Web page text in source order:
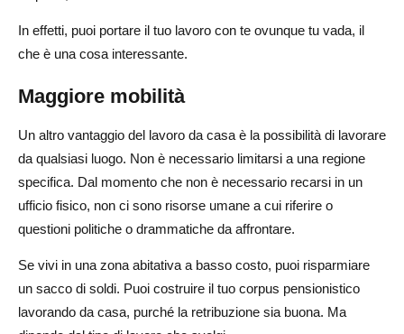
In effetti, puoi portare il tuo lavoro con te ovunque tu vada, il
che è una cosa interessante.
Maggiore mobilità
Un altro vantaggio del lavoro da casa è la possibilità di lavorare
da qualsiasi luogo. Non è necessario limitarsi a una regione
specifica. Dal momento che non è necessario recarsi in un
ufficio fisico, non ci sono risorse umane a cui riferire o
questioni politiche o drammatiche da affrontare.
Se vivi in una zona abitativa a basso costo, puoi risparmiare
un sacco di soldi. Puoi costruire il tuo corpus pensionistico
lavorando da casa, purché la retribuzione sia buona. Ma